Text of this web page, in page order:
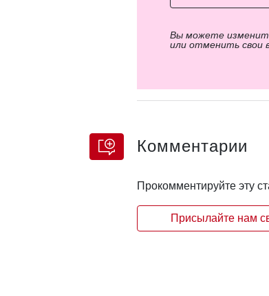
Вы можете
или отменить свои
Комментарии
Прокомментируйте эту
Присылайте нам